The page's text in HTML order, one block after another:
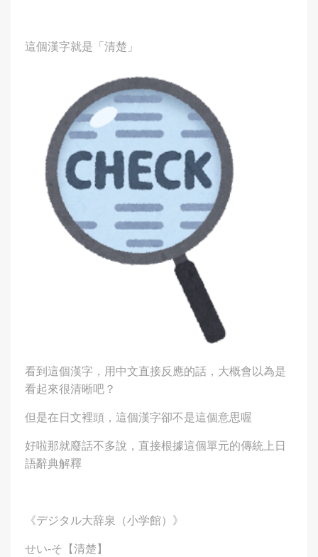
這個漢字就是「清楚」
看到這個漢字，用中文直接反應的話，大概會以為是
看起來很清晰吧？
但是在日文裡頭，這個漢字卻不是這個意思喔
好啦那就廢話不多說，直接根據這個單元的傳統上日
語辭典解釋
《デジタル大辞泉（小学館）》
せい‐そ【清楚】